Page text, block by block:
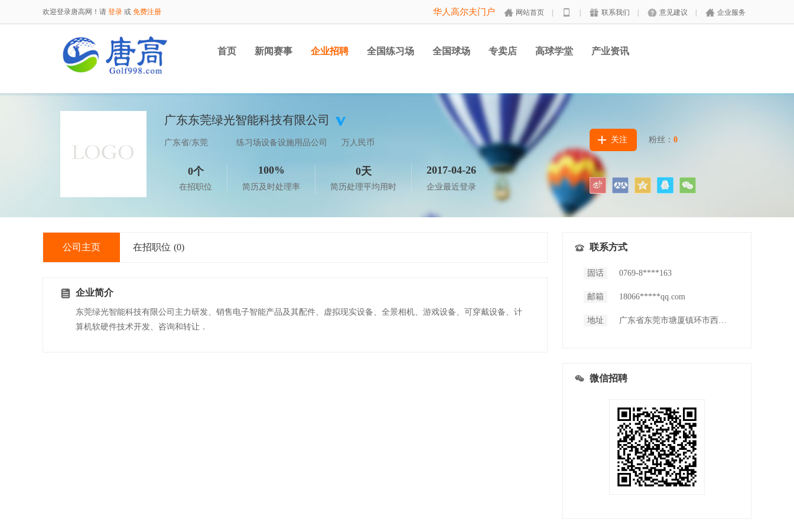
欢迎登录唐高网！请 登录 或 免费注册 华人高尔夫门户 网站首页 联系我们 意见建议 企业服务
首页 新闻赛事 企业招聘 全国练习场 全国球场 专卖店 高球学堂 产业资讯
广东东莞绿光智能科技有限公司
广东省/东莞 练习场设备设施用品公司 万人民币
0个
在招职位
100%
简历及时处理率
0天
简历处理平均用时
2017-04-26
企业最近登录
关注 粉丝： 0
公司主页 在招职位 (0)
企业简介
东莞绿光智能科技有限公司主力研发、销售电子智能产品及其配件、虚拟现实设备、全景相机、游戏设备、可穿戴设备、计
算机软硬件技术开发、咨询和转让．
联系方式
固话 0769-8****163
邮箱 18066*****qq.com
地址 广东省东莞市塘厦镇环市西路信达商务大厦D栋9楼
微信招聘